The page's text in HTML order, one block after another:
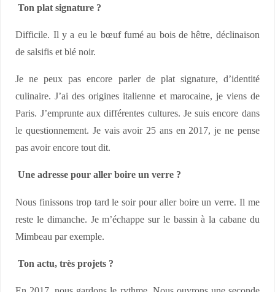
Ton plat signature ?
Difficile. Il y a eu le bœuf fumé au bois de hêtre, déclinaison
de salsifis et blé noir.
Je ne peux pas encore parler de plat signature, d’identité
culinaire. J’ai des origines italienne et marocaine, je viens de
Paris. J’emprunte aux différentes cultures. Je suis encore dans
le questionnement. Je vais avoir 25 ans en 2017, je ne pense
pas avoir encore tout dit.
Une adresse pour aller boire un verre ?
Nous finissons trop tard le soir pour aller boire un verre. Il me
reste le dimanche. Je m’échappe sur le bassin à la cabane du
Mimbeau par exemple.
Ton actu, très projets ?